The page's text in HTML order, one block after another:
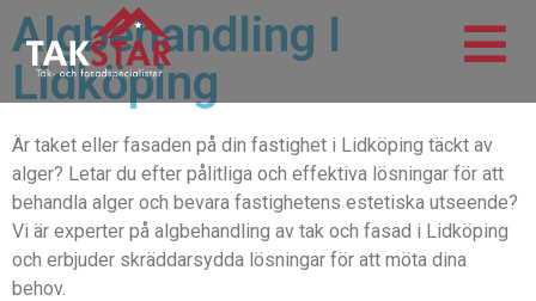
Algbehandling I
Lidköping
Är taket eller fasaden på din fastighet i Lidköping täckt av
alger? Letar du efter pålitliga och effektiva lösningar för att
behandla alger och bevara fastighetens estetiska utseende?
Vi är experter på algbehandling av tak och fasad i Lidköping
och erbjuder skräddarsydda lösningar för att möta dina
behov.